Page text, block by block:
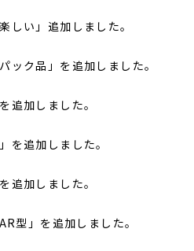
しい」追加しました。
ック品」を追加しました。
追加しました。
を追加しました。
追加しました。
型」を追加しました。